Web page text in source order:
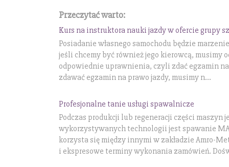
Przeczytać warto:
Kurs na instruktora nauki jazdy w ofercie grupy
Posiadanie własnego samochodu będzie
jeśli chcemy być również jego kierowcą, musimy
odpowiednie uprawnienia, czyli zdać egzamin
zdawać egzamin na prawo jazdy, musimy n...
Profesjonalne tanie usługi spawalnicze
Podczas produkcji lub regeneracji części maszyn
wykorzystywanych technologii jest spawanie
korzysta się między innymi w zakładzie Amro-
i ekspresowe terminy wykonania zamówień.